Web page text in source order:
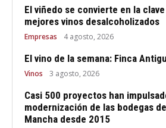
El viñedo se convierte en la
mejores vinos desalcoholizados
Empresas 4 agosto, 2026
El vino de la semana: Finca
Vinos 3 agosto, 2026
Casi 500 proyectos han
modernización de las bodegas
Mancha desde 2015